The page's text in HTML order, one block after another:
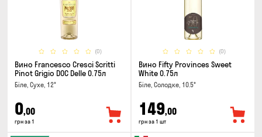
(0)
Вино Francesco Cresci Scritti
Pinot Grigio DOC Delle 0.75л
Біле, Сухе, 12°
0,00
грн за 1
(0)
Вино Fifty Provinces Sweet
White 0.75л
Біле, Солодке, 10.5°
149,00
грн за 1 шт